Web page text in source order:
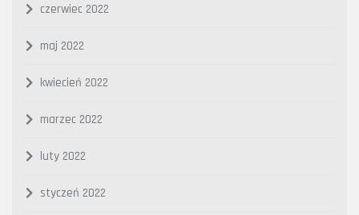
czerwiec 2022
maj 2022
kwiecień 2022
marzec 2022
luty 2022
styczeń 2022